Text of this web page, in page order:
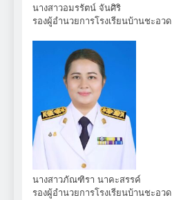
นางสาวอมรรัตน์ จันศิริ
รองผู้อำนวยการโรงเรียนบ้านชะอวด
นางสาวภัณฑิรา นาคะสรรค์
รองผู้อำนวยการโรงเรียนบ้านชะอวด